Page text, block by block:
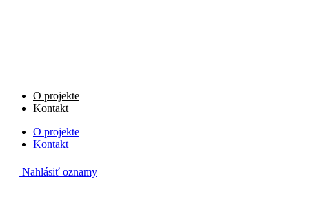
O projekte
Kontakt
O projekte
Kontakt
Nahlásiť oznamy